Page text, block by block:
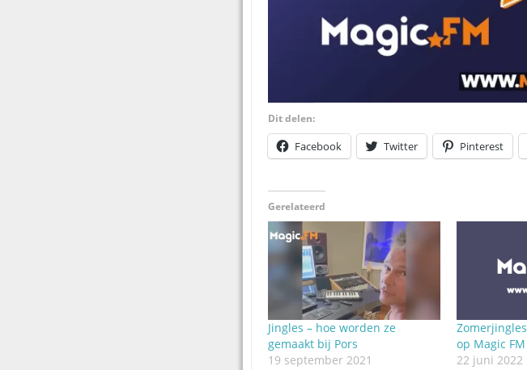
Dit delen:
Facebook Twitter Pinterest
Gerelateerd
Jingles – hoe worden ze
gemaakt bij Pors
19 september 2021
op Magic FM
22 juni 2022